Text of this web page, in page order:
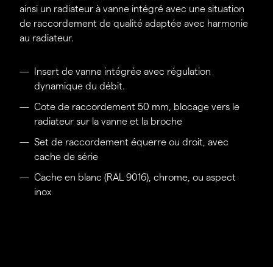
ainsi un radiateur à vanne intégré avec une situation
de raccordement de qualité adaptée avec harmonie
au radiateur.
Insert de vanne intégrée avec régulation
dynamique du débit.
Cote de raccordement 50 mm, blocage vers le
radiateur sur la vanne et la broche
Set de raccordement équerre ou droit, avec
cache de série
Cache en blanc (RAL 9016), chrome, ou aspect
inox